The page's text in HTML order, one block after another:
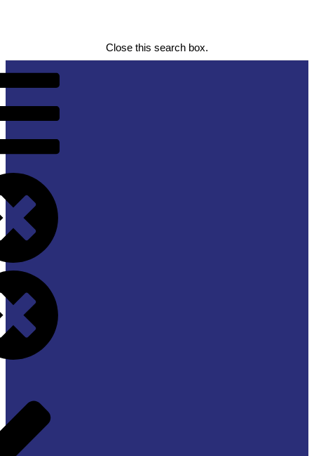
Close this search box.